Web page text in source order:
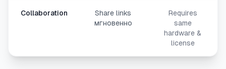
Collaboration
Share links
мгновенно
Requires
same
hardware &
license